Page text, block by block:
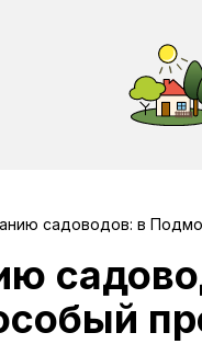
садоводов: в